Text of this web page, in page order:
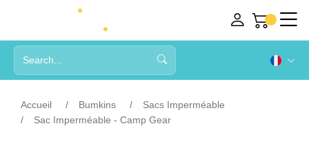
Accueil Bumkins
Sacs Imperméable
Sac Imperméable - Camp Gear